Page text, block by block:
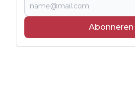
Abonneren